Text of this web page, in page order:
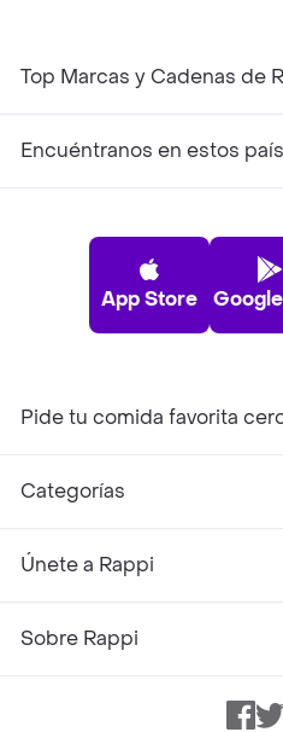
Top Marcas y Cadenas de
Encuéntranos en estos
App Store
Pide tu comida favorita
Categorías
Únete a Rappi
Sobre Rappi